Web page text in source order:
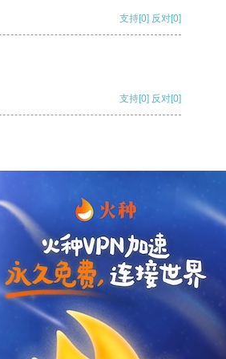
支持[0] 反对[0]
支持[0] 反对[0]
支持 [0] 反对 [0]
支持